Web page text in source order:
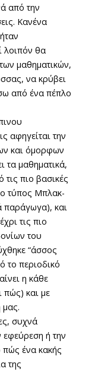
από την
Κανένα
λοιπόν θα
μαθηματικών,
να κρύβει
από ένα πέπλο
αφηγείται την
και όμορφων
τα μαθηματικά,
τις πιο βασικές
τύπος Μπλακ-
παράγωγα), και
τις πιο
του
“άσσος
το περιοδικό
η κάθε
πώς) και με
μας.
συχνά
εφεύρεση ή την
ένα κακής
της